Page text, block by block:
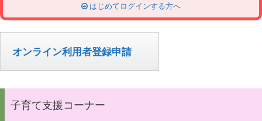
はじめてログインする方へ
オンライン利用者登録申請
子育て支援コーナー